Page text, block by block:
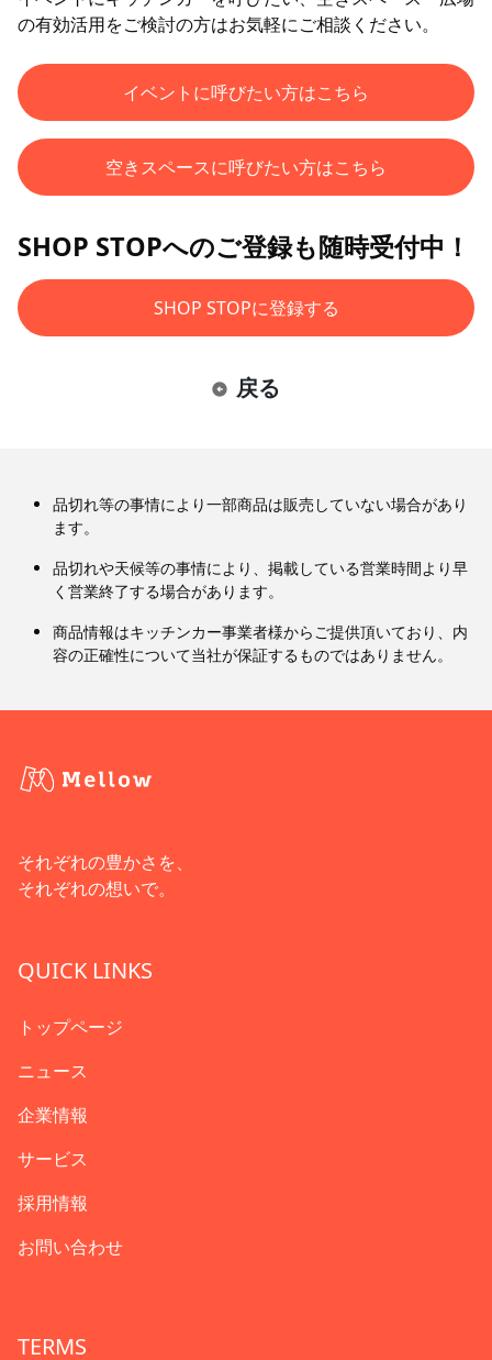
の有効活用をご検討の方はお気軽にご相談ください。
イベントに呼びたい方はこちら
空きスペースに呼びたい方はこちら
SHOP STOPへのご登録も随時受付中！
SHOP STOPに登録する
戻る
品切れ等の事情により一部商品は販売していない場合があり
ます。
品切れや天候等の事情により、掲載している営業時間より早
く営業終了する場合があります。
商品情報はキッチンカー事業者様からご提供頂いており、内
容の正確性について当社が保証するものではありません。
それぞれの豊かさを、
それぞれの想いで。
QUICK LINKS
トップページ
ニュース
企業情報
サービス
採用情報
お問い合わせ
TERMS